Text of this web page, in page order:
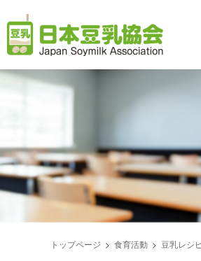
ン
テ
ン
ツ
ッ
プ
ビ
ゲ
ー
シ
移
動
トップページ 食育活動 豆乳レシ